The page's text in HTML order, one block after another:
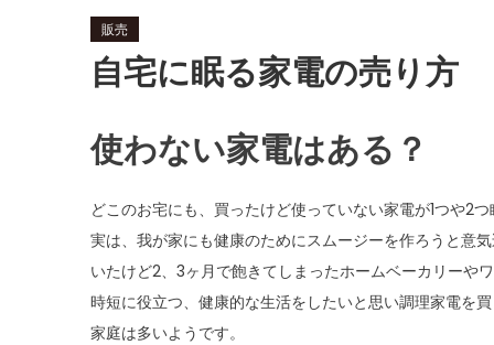
販売
自宅に眠る家電の売り方
使わない家電はある？
どこのお宅にも、買ったけど使っていない家電が1つや2
実は、我が家にも健康のためにスムージーを作ろうと意
いたけど2、3ヶ月で飽きてしまったホームベーカリーや
時短に役立つ、健康的な生活をしたいと思い調理家電を
家庭は多いようです。